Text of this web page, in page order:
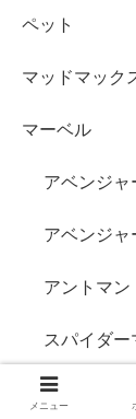
ペット
マッドマック
マーベル
アベンジャ
アベンジャ
アントマン
スパイダー
デッドプー
メニュー